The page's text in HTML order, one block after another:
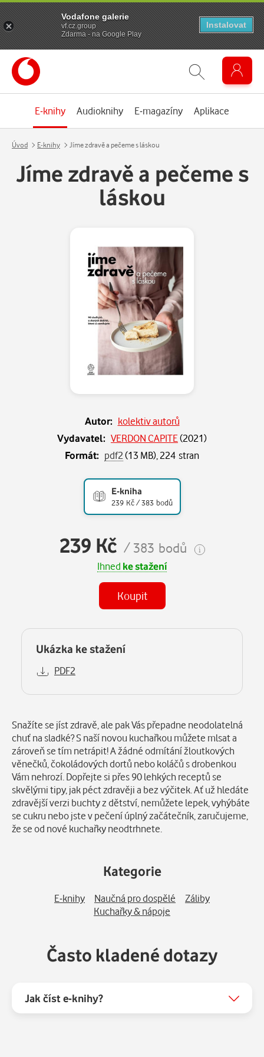
E-knihy Audioknihy E-magazíny Aplikace
Úvod E-knihy Jíme zdravě a pečeme s láskou
Jíme zdravě a pečeme s
láskou
Autor: kolektiv autorů
Vydavatel: VERDON CAPITE(2021)
Formát: pdf2(13 MB), 224 stran
E-kniha
239 Kč / 383 bodů
239 Kč / 383 bodů
Ihned ke stažení
Koupit
Ukázka ke stažení
PDF2
Popis
Snažíte se jíst zdravě, ale pak Vás přepadne neodolatelná
chuť na sladké? S naší novou kuchařkou můžete mlsat a
zároveň se tím netrápit! A žádné odmítání žloutkových
věnečků, čokoládových dortů nebo koláčů s drobenkou
Vám nehrozí. Dopřejte si přes 90 lehkých receptů se
skvělými tipy, jak péct zdravěji a bez výčitek. Ať už hledáte
zdravější verzi buchty z dětství, nemůžete lepek, vyhýbáte
se cukru nebo jste v pečení úplný začátečník, zaručujeme,
že se od nové kuchařky neodtrhnete.
Kategorie
E-knihy Naučná pro dospělé
Záliby
Kuchařky & nápoje
Často kladené dotazy
Jak číst e-knihy?
Vodafone galerie
vf.cz.group
Zdarma - na Google Play
Instalovat